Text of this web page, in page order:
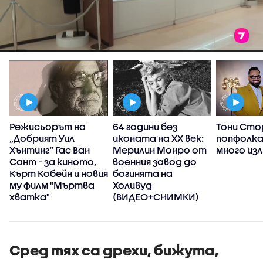
Режисьорът на
„Добрият Уил
Хънтинг“ Гас Ван
Сант - за киното,
Кърт Кобейн и новия
му филм "Мъртва
хватка"
64 години без
иконата на XX век:
Мерилин Монро от
военния завод до
богинята на
Холивуд
(ВИДЕО+СНИМКИ)
Тони
много
Сред тях са дрехи, бижута,